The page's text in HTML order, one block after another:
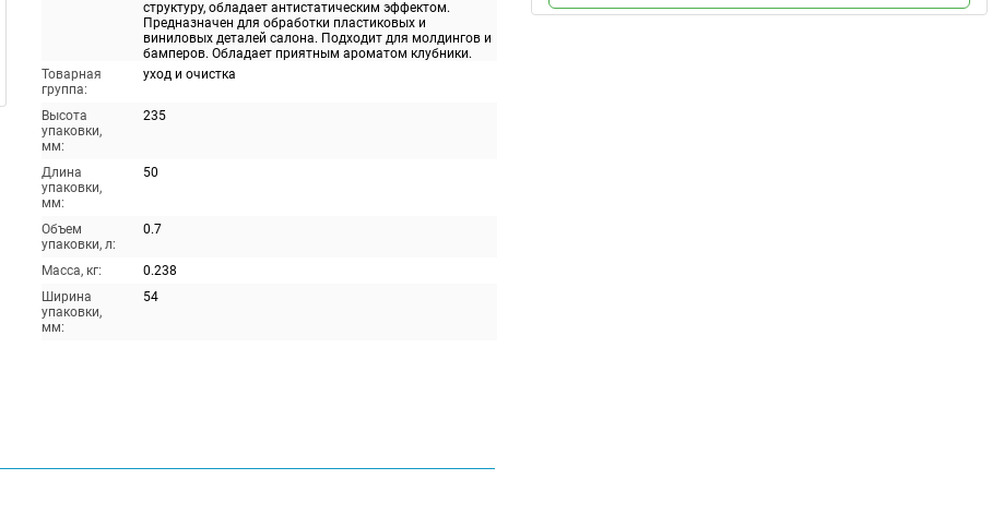
структуру, обладает антистатическим эффектом.
Предназначен для обработки пластиковых и
виниловых деталей салона. Подходит для молдингов и
бамперов. Обладает приятным ароматом клубники.
Товарная
группа:
уход и очистка
Высота
упаковки,
мм:
235
Длина
упаковки,
мм:
50
Объем
упаковки, л:
0.7
Масса, кг:
0.238
Ширина
упаковки,
мм:
54